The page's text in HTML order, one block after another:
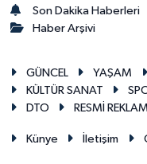
Son Dakika Haberleri
Haber Arşivi
GÜNCEL YAŞAM
KÜLTÜR SANAT
DTO
RESMİ REKLAM
Künye İletişim